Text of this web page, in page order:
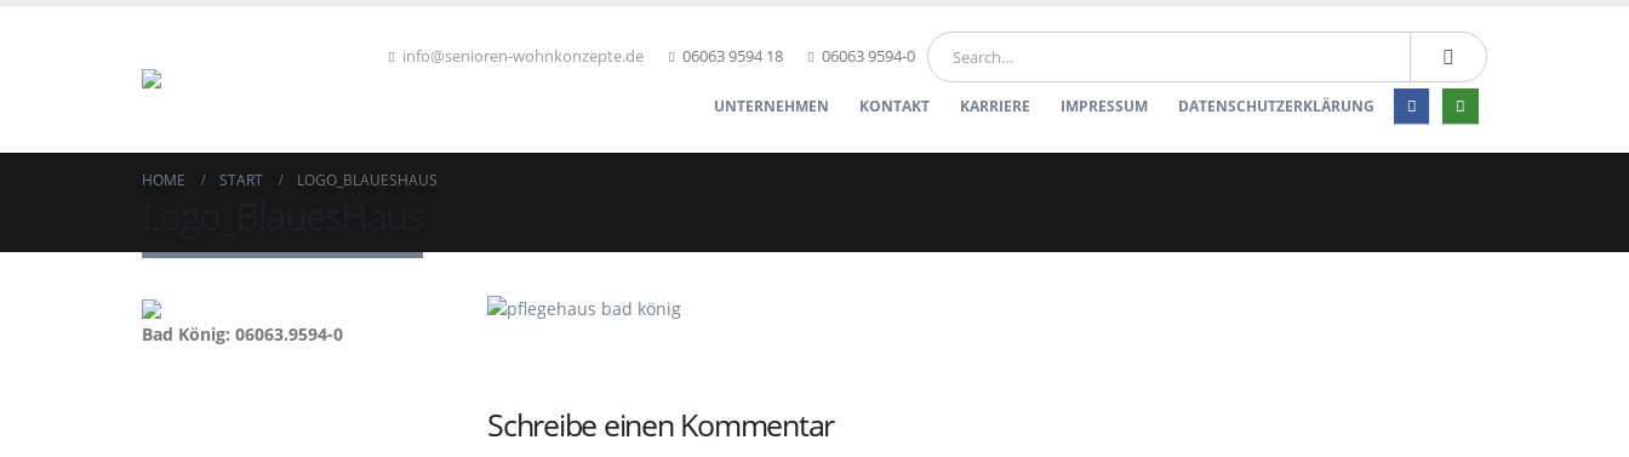
info@senioren-wohnkonzepte.de 06063 9594 18 06063 9594-0
UNTERNEHMEN KONTAKT KARRIERE IMPRESSUM DATENSCHUTZERKLÄRUNG
HOME START LOGO_BLAUESHAUS
Schreibe einen Kommentar
Bad König: 06063.9594-0